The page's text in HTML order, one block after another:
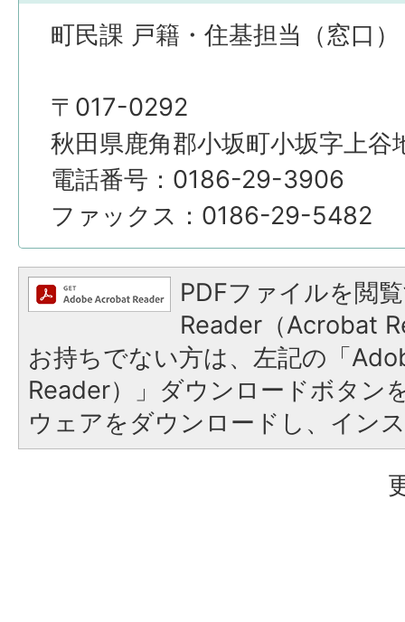
町民課 戸籍・住基担当（窓口）
〒017-0292
秋田県鹿角郡小坂町小坂字上谷
電話番号：0186-29-3906
ファックス：0186-29-5482
PDFファイルを閲
Reader（Acrobat
お持ちでない方は、左記の「
Reader）」ダウンロードボタン
ウェアをダウンロードし、イン